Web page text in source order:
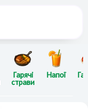
Гарячі
страви
Напої